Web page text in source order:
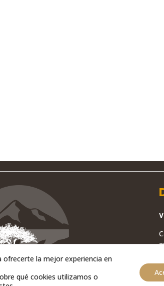
ofrecerte la mejor experiencia en
qué cookies utilizamos o